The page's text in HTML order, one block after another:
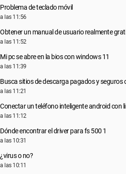
Problema de teclado móvil
a las 11:56
Obtener un manual de usuario realmente
a las 11:52
Mi pc se abre en la bios con windows 11
a las 11:39
Busca sitios de descarga pagados y seguros
a las 11:21
Conectar un teléfono inteligente android con
a las 11:12
Dónde encontrar el driver para fs 500 1
a las 10:31
¿virus o no?
a las 10:11